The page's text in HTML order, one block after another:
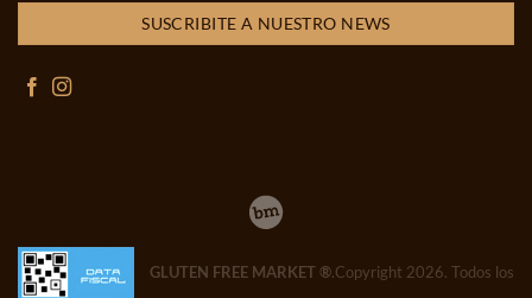
GLUTEN FREE MARKET ®.Copyright 2026. Todos los